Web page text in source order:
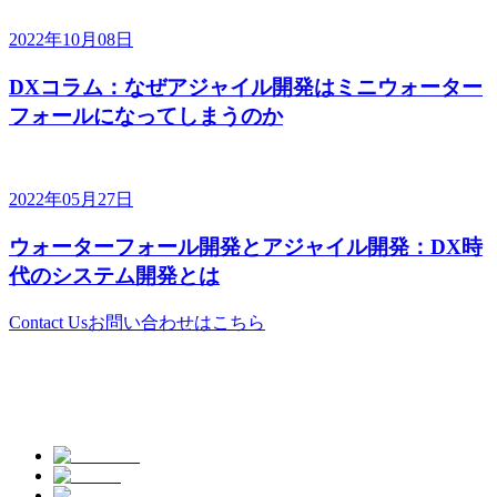
2022年10月08日
DXコラム：なぜアジャイル開発はミニウォーター
フォールになってしまうのか
2022年05月27日
ウォーターフォール開発とアジャイル開発：DX時
代のシステム開発とは
Contact Usお問い合わせはこちら